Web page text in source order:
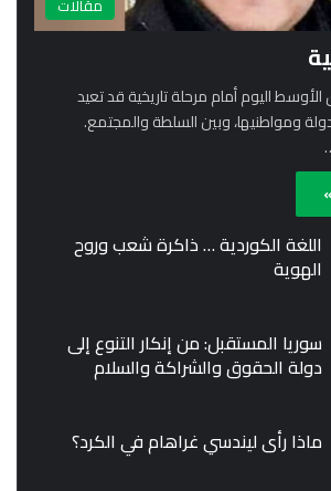
مقالات
اليوم أمام مرحلة تاريخية قد تعيد
ومواطنيها، وبين السلطة والمجتمع.
اللغة الكوردية … ذاكرة شعب وروح
الهوية
سوريا المستقبل: من إنكار التنوع إلى
دولة الحقوق والشراكة والسلام
ماذا رأى ليندسي غراهام في الكرد؟